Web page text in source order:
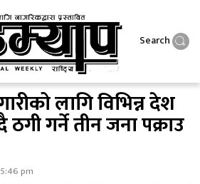
Search
लागि विभिन्न देश
गर्ने तीन जना पक्राउ
pm